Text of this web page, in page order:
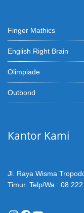
Finger Mathics
English Right Brain
Olimpiade
Outbond
Kantor Kami
Jl. Raya Wisma
Timur. Telp/Wa : 08